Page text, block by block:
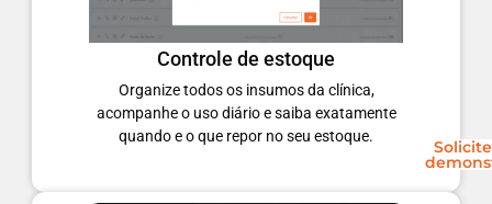
Controle de estoque
Organize todos os insumos da clínica,
acompanhe o uso diário e saiba exatamente
quando e o que repor no seu estoque.